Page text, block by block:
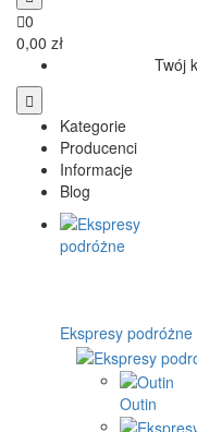
0
0,00 zł
Twój
Kategorie
Producenci
Informacje
Blog
Ekspresy podróżne
Outin